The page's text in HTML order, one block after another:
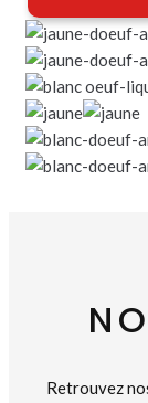
Retrouvez